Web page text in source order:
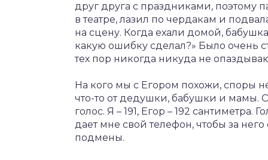
друг друга с праздниками,
в театре, лазил по чердакам и
на сцену. Когда ехали домой,
какую ошибку сделал?» Было очень
тех пор никогда никуда не
На кого мы с Егором похожи, споры
что-то от дедушки, бабушки и мамы.
голос. Я – 191, Егор – 192
дает мне свой телефон, чтобы за
подмены.